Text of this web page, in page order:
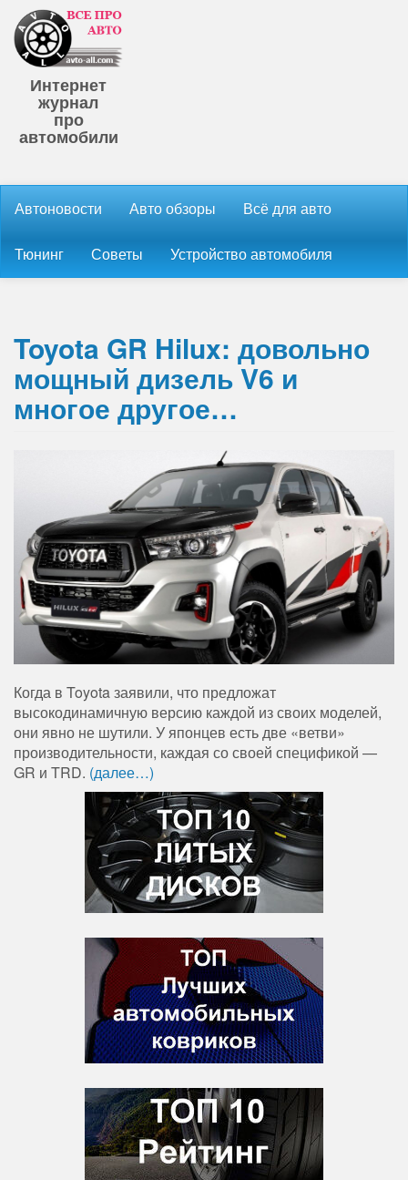
Интернет
журнал
про
автомобили
Автоновости Авто обзоры Всё для авто
Тюнинг Советы Устройство автомобиля
Toyota GR Hilux: довольно
мощный дизель V6 и
многое другое…
Когда в Toyota заявили, что предложат
высокодинамичную версию каждой из своих моделей,
они явно не шутили. У японцев есть две «ветви»
производительности, каждая со своей спецификой —
GR и TRD. (далее…)